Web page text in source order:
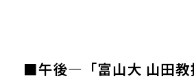
■午後―「富山大 山田教